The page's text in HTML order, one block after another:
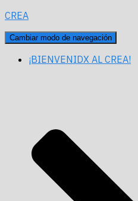
CREA
Cambiar modo de navegación
¡BIENVENIDX AL CREA!